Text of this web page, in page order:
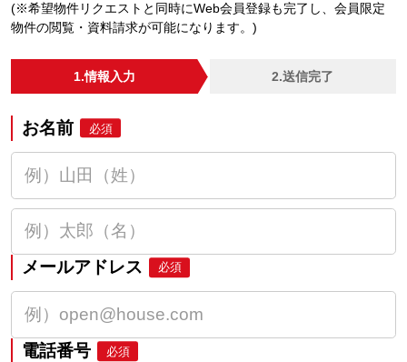
(※希望物件リクエストと同時にWeb会員登録も完了し、会員限定
物件の閲覧・資料請求が可能になります。)
1.情報入力 2.送信完了
お名前 必須
メールアドレス 必須
電話番号 必須